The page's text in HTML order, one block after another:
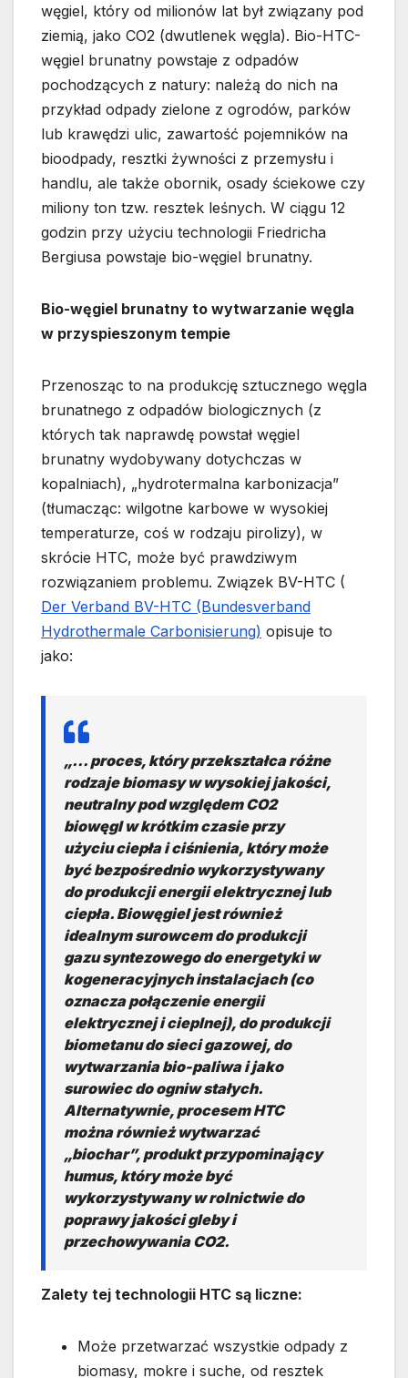
węgiel, który od milionów lat był związany pod
ziemią, jako CO2 (dwutlenek węgla). Bio-HTC-
węgiel brunatny powstaje z odpadów
pochodzących z natury: należą do nich na
przykład odpady zielone z ogrodów, parków
lub krawędzi ulic, zawartość pojemników na
bioodpady, resztki żywności z przemysłu i
handlu, ale także obornik, osady ściekowe czy
miliony ton tzw. resztek leśnych. W ciągu 12
godzin przy użyciu technologii Friedricha
Bergiusa powstaje bio-węgiel brunatny.
Bio-węgiel brunatny to wytwarzanie węgla
w przyspieszonym tempie
Przenosząc to na produkcję sztucznego węgla
brunatnego z odpadów biologicznych (z
których tak naprawdę powstał węgiel
brunatny wydobywany dotychczas w
kopalniach), „hydrotermalna karbonizacja”
(tłumacząc: wilgotne karbowe w wysokiej
temperaturze, coś w rodzaju pirolizy), w
skrócie HTC, może być prawdziwym
rozwiązaniem problemu. Związek BV-HTC (
Der Verband BV-HTC (Bundesverband
Hydrothermale Carbonisierung) opisuje to
jako:
„… proces, który przekształca różne
rodzaje biomasy w wysokiej jakości,
neutralny pod względem CO2
biowęgl w krótkim czasie przy
użyciu ciepła i ciśnienia, który może
być bezpośrednio wykorzystywany
do produkcji energii elektrycznej lub
ciepła. Biowęgiel jest również
idealnym surowcem do produkcji
gazu syntezowego do energetyki w
kogeneracyjnych instalacjach (co
oznacza połączenie energii
elektrycznej i cieplnej), do produkcji
biometanu do sieci gazowej, do
wytwarzania bio-paliwa i jako
surowiec do ogniw stałych.
Alternatywnie, procesem HTC
można również wytwarzać
„biochar”, produkt przypominający
humus, który może być
wykorzystywany w rolnictwie do
poprawy jakości gleby i
przechowywania CO2.
Zalety tej technologii HTC są liczne:
Może przetwarzać wszystkie odpady z
biomasy, mokre i suche, od resztek